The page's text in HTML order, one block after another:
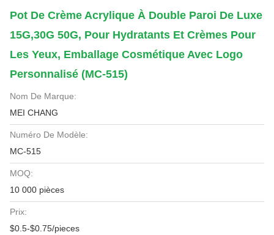
Pot De Crème Acrylique À Double Paroi De Luxe
15G,30G 50G, Pour Hydratants Et Crèmes Pour
Les Yeux, Emballage Cosmétique Avec Logo
Personnalisé (MC-515)
Nom De Marque:
MEI CHANG
Numéro De Modèle:
MC-515
MOQ:
10 000 pièces
Prix:
$0.5-$0.75/pieces